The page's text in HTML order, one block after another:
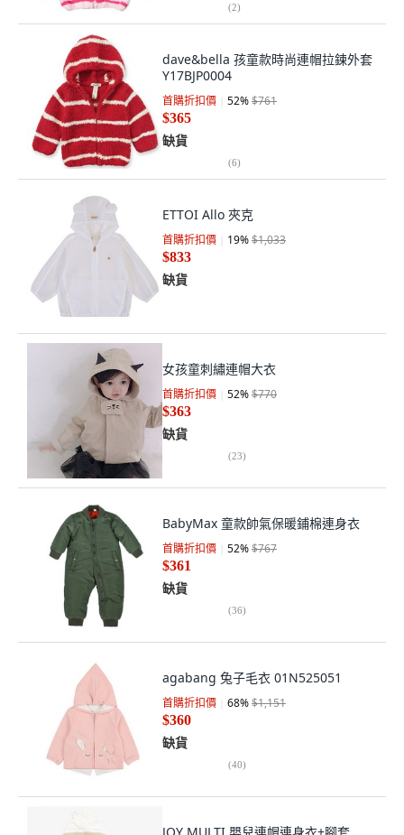
(2)
dave&bella 孩童款時尚連帽拉鍊外套
Y17BJP0004
首購折扣價 52%$761
$365
缺貨
(6)
ETTOI Allo 夾克
首購折扣價 19%$1,033
$833
缺貨
女孩童刺繡連帽大衣
首購折扣價 52%$770
$363
缺貨
(23)
BabyMax 童款帥氣保暖鋪棉連身衣
首購折扣價 52%$767
$361
缺貨
(36)
agabang 兔子毛衣 01N525051
首購折扣價 68%$1,151
$360
缺貨
(40)